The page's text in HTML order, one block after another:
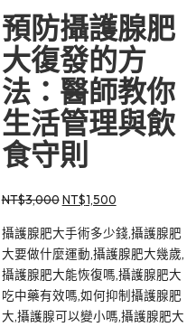
預防攝護腺肥
大復發的方
法：醫師教你
生活管理與飲
食守則
NT$3,000原
價
格：
NT$3,000。
NT$1,500目
價
格：
NT$1,500。
攝護腺肥大手術多少錢,攝護腺肥
大要做什麼運動,攝護腺肥大幾歲,
攝護腺肥大能恢復嗎,攝護腺肥大
吃中藥有效嗎,如何抑制攝護腺肥
大,攝護腺可以變小嗎,攝護腺肥大